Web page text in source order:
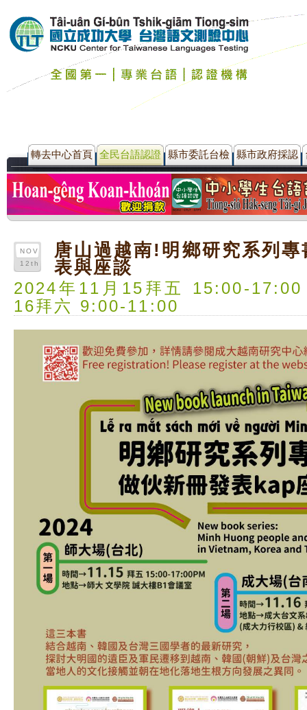
轉去中心首頁 全民台語認證 縣市委託台檢 縣市政府採認
NOV
12th
唐山過越南!明鄉研究系列專
表與座談
2024年11月15拜五 15:00-
16拜六 9:00-11:00